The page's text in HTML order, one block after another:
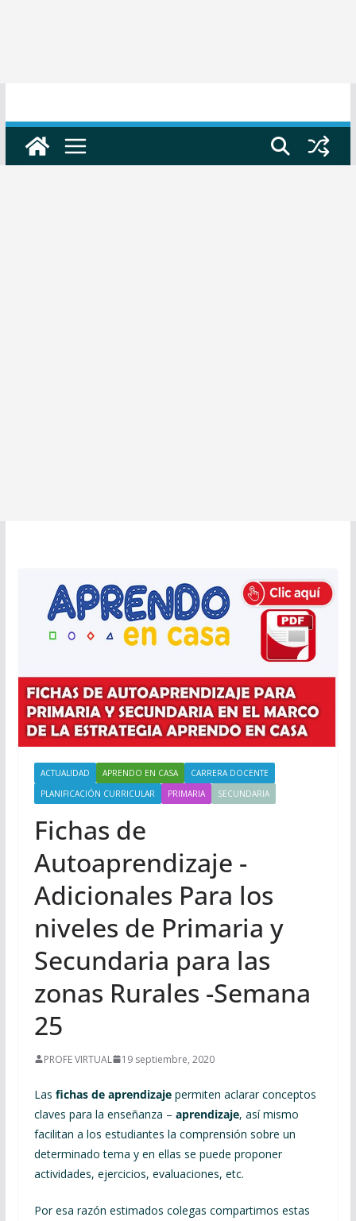
ACTUALIDAD APRENDO EN CASA
CARRERA DOCENTE
PLANIFICACIÓN CURRICULAR
PRIMARIA SECUNDARIA
Fichas de
Autoaprendizaje -
Adicionales Para los
niveles de Primaria y
Secundaria para las
zonas Rurales -Semana
25
PROFE VIRTUAL 19 septiembre, 2020
Las fichas de aprendizajepermiten aclarar conceptos
claves para la enseñanza – aprendizaje, así mismo
facilitan a los estudiantes la comprensión sobre un
determinado tema y en ellas se puede proponer
actividades, ejercicios, evaluaciones, etc.
Por esa razón estimados colegas compartimos estas